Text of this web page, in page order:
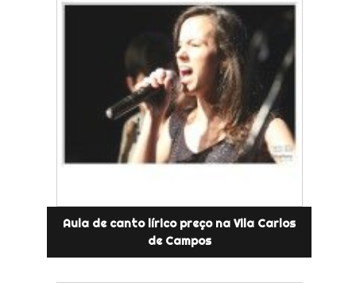
Aula de canto lírico preço na Vila Carlos
de Campos